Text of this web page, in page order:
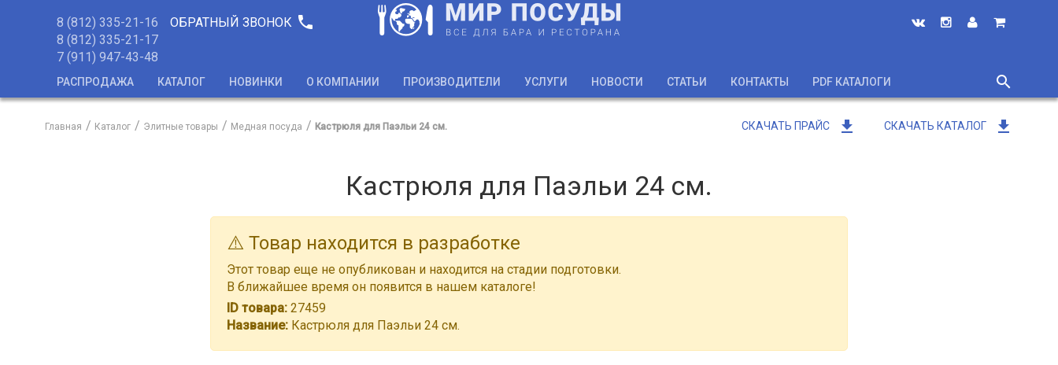
8 (812) 335-21-16
8 (812) 335-21-17
7 (911) 947-43-48
ОБРАТНЫЙ ЗВОНОК phone
РАСПРОДАЖА КАТАЛОГ НОВИНКИ О КОМПАНИИ ПРОИЗВОДИТЕЛИ УСЛУГИ НОВОСТИ СТАТЬИ КОНТАКТЫ PDF КАТАЛОГИ
search
close
СКАЧАТЬ ПРАЙС get_app СКАЧАТЬ КАТАЛОГ get_app
Главная Каталог Элитные товары Медная посуда Кастрюля для Паэльи 24 см.
Кастрюля для Паэльи 24 см.
⚠️ Товар находится в разработке
Этот товар еще не опубликован и находится на стадии подготовки.
В ближайшее время он появится в нашем каталоге!
ID товара: 27459
Название: Кастрюля для Паэльи 24 см.